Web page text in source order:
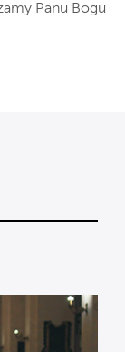
Panu Bogu